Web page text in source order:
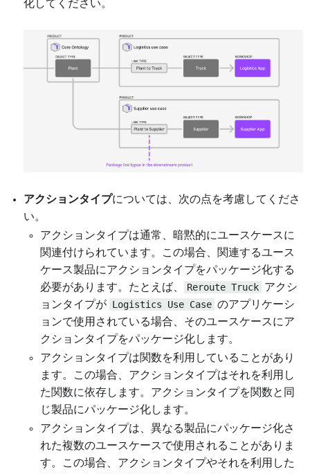
化してください。
アクションタイプについては、次の点を考慮してくださ
い。
アクションタイプは通常、暗黙的にユースケースに
関連付けられています。この場合、関連するユース
ケース製品にアクションタイプをパッケージ化する
必要があります。たとえば、
Reroute Truck アクシ
ョンタイプが Logistics Use Case のアプリケーシ
ョンで使用されている場合、そのユースケースにア
クションタイプをパッケージ化します。
アクションタイプは関数を利用していることがあり
ます。この場合、アクションタイプはそれを利用し
た関数に依存します。アクションタイプを関数と同
じ製品にパッケージ化します。
アクションタイプは、異なる製品にパッケージ化さ
れた複数のユースケースで使用されることがありま
す。この場合、アクションタイプやそれを利用した